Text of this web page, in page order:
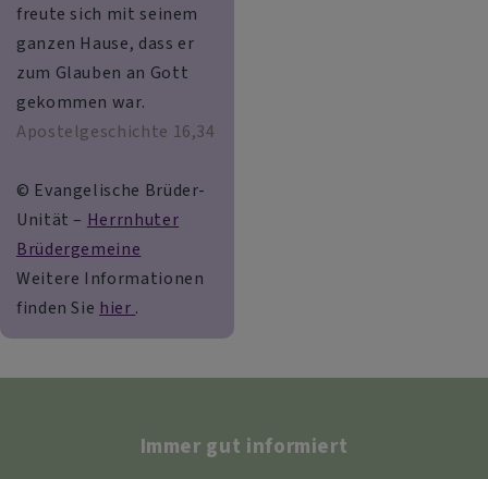
freute sich mit seinem
ganzen Hause, dass er
zum Glauben an Gott
gekommen war.
Apostelgeschichte 16,34
© Evangelische Brüder-
Unität – Herrnhuter
Brüdergemeine
Weitere Informationen
finden Sie hier .
Immer gut informiert